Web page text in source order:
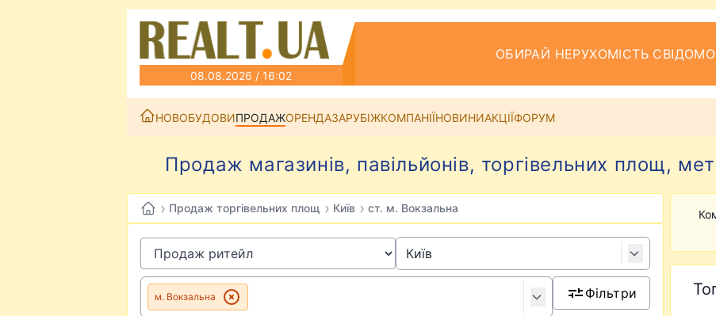
08.08.2026 / 16:02
ОБИРАЙ НЕРУХОМІСТЬ СВІДОМО
НОВОБУДОВИПРОДАЖОРЕНДАЗАРУБІЖКОМПАНІЇНОВИНИАКЦІЇФОРУМ
Продаж магазинів, павільйонів, торгівельних площ,
› Продаж торгівельних площ › Київ › ст. м. Вокзальна
м. Вокзальна Фільтри